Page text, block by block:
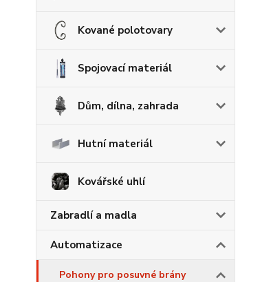
Kované polotovary
Spojovací materiál
Dům, dílna, zahrada
Hutní materiál
Kovářské uhlí
Zabradlí a madla
Automatizace
Pohony pro posuvné brány